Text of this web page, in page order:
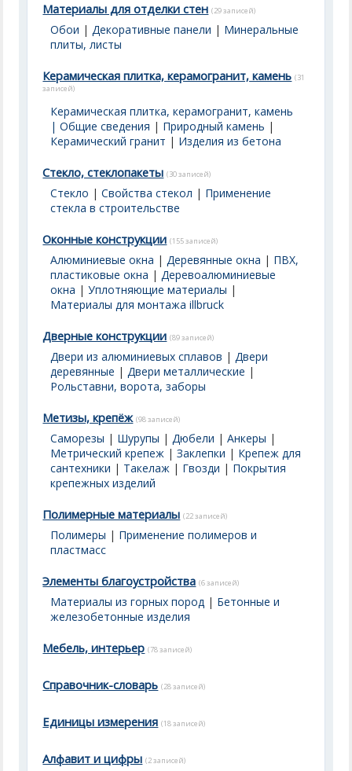
Материалы для отделки стен (29 записей)
Обои |Декоративные панели | Минеральные
плиты, листы
Керамическая плитка, керамогранит, камень (31
записей)
Керамическая плитка, керамогранит, камень
| Общие сведения | Природный камень |
Керамический гранит | Изделия из бетона
Стекло, стеклопакеты (30 записей)
Стекло |Свойства стекол | Применение
стекла в строительстве
Оконные конструкции (155 записей)
Алюминиевые окна |Деревянные окна | ПВХ,
пластиковые окна |Деревоалюминиевые
окна |Уплотняющие материалы |
Материалы для монтажа illbruck
Дверные конструкции (89 записей)
Двери из алюминиевых сплавов |Двери
деревянные |Двери металлические |
Рольставни, ворота, заборы
Метизы, крепёж (98 записей)
Саморезы | Шурупы |Дюбели |Анкеры |
Метрический крепеж |Заклепки | Крепеж для
сантехники | Такелаж | Гвозди | Покрытия
крепежных изделий
Полимерные материалы (22 записей)
Полимеры | Применение полимеров и
пластмасс
Элементы благоустройства (6 записей)
Материалы из горных пород | Бетонные и
железобетонные изделия
Мебель, интерьер (78 записей)
Справочник-словарь (28 записей)
Единицы измерения (18 записей)
Алфавит и цифры (2 записей)